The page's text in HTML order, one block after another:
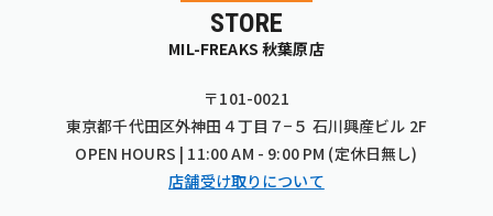
STORE
MIL-FREAKS 秋葉原店
〒101-0021
東京都千代田区外神田４丁目７−５ 石川興産ビル 2F
OPEN HOURS | 11:00 AM - 9:00 PM (定休日無し)
店舗受け取りについて